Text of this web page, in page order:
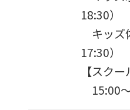
18:30）
キッズ
17:30）
【スク
15:00